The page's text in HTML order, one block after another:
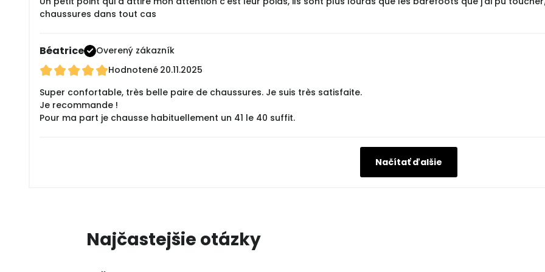
chaussures dans tout cas
Béatrice
Overený zákazník
Hodnotené 20.11.2025
Super confortable, très belle paire de chaussures. Je suis très satisfaite.
Je recommande !
Pour ma part je chausse habituellement un 41 le 40 suffit.
Načítať ďalšie
Najčastejšie otázky